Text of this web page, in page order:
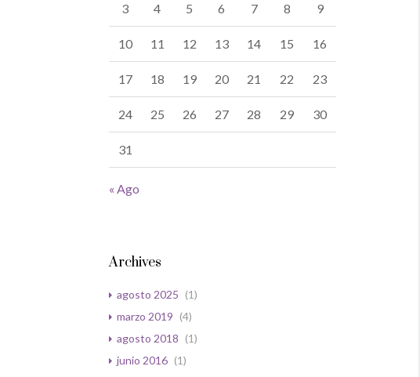
3 4 5 6 7 8 9
10 11 12 13 14 15 16
17 18 19 20 21 22 23
24 25 26 27 28 29 30
31
« Ago
Archives
agosto 2025 (1)
marzo 2019 (4)
agosto 2018 (1)
junio 2016 (1)